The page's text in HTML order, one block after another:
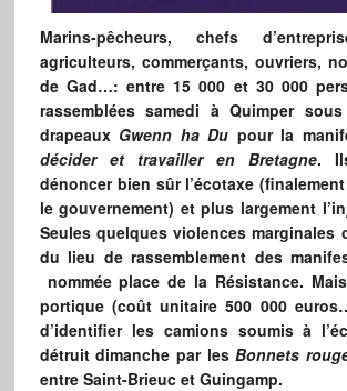
Marins-pêcheurs, chefs
agriculteurs, commerçants, ouvriers,
de Gad…: entre 15 000 et 30 000
rassemblées samedi à Quimper
drapeaux Gwenn ha Du pour la
décider et travailler en Bretagne.
dénoncer bien sûr l’écotaxe
le gouvernement) et plus largement
Seules quelques violences marginales
du lieu de rassemblement des
nommée place de la Résistance.
portique (coût unitaire 500 000
d’identifier les camions soumis à
détruit dimanche par lesBonnets
entre Saint-Brieuc et Guingamp.